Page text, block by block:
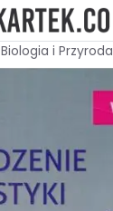
Biologia i Przyroda